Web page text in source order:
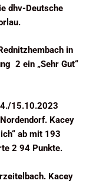
dhv-Deutsche
in
2 ein „Sehr Gut“
15.10.2023
Kacey
ab mit 193
2 94 Punkte.
Kacey